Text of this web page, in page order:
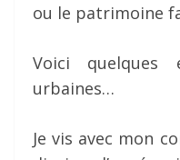
ou le patrimoine
Voici quelques
urbaines…
Je vis avec mon